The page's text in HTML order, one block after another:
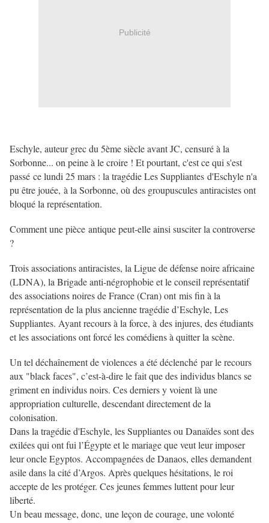
Publicité
Eschyle, auteur grec du 5ème siècle avant JC, censuré à la
Sorbonne... on peine à le croire ! Et pourtant, c'est ce qui s'est
passé ce lundi 25 mars : la tragédie Les Suppliantes d'Eschyle n'a
pu être jouée, à la Sorbonne, où des groupuscules antiracistes ont
bloqué la représentation.
Comment une pièce antique peut-elle ainsi susciter la controverse
?
Trois associations antiracistes, la Ligue de défense noire africaine
(LDNA), la Brigade anti-négrophobie et le conseil représentatif
des associations noires de France (Cran) ont mis fin à la
représentation de la plus ancienne tragédie d’Eschyle, Les
Suppliantes. Ayant recours à la force, à des injures, des étudiants
et les associations ont forcé les comédiens à quitter la scène.
Un tel déchaînement de violences a été déclenché par le recours
aux "black faces", c’est-à-dire le fait que des individus blancs se
griment en individus noirs. Ces derniers y voient là une
appropriation culturelle, descendant directement de la
colonisation.
Dans la tragédie d'Eschyle, les Suppliantes ou Danaïdes sont des
exilées qui ont fui l’Égypte et le mariage que veut leur imposer
leur oncle Egyptos. Accompagnées de Danaos, elles demandent
asile dans la cité d’Argos. Après quelques hésitations, le roi
accepte de les protéger. Ces jeunes femmes luttent pour leur
liberté.
Un beau message, donc, une leçon de courage, une volonté